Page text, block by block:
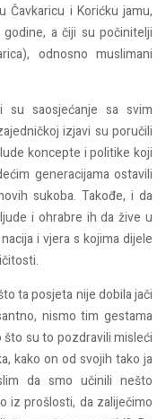
Čavkaricu i Korićku jamu,
a čiji su počinitelji
odnosno muslimani
su saosjećanje sa svim
izjavi su poručili
koncepte i politike koji
generacijama ostavili
sukoba. Takođe, i da
i ohrabre ih da žive u
i vjera s kojima dijele
ta posjeta nije dobila jači
nismo tim gestama
su to pozdravili misleći
kako on od svojih tako ja
da smo učinili nešto
iz prošlosti, da zaliječimo